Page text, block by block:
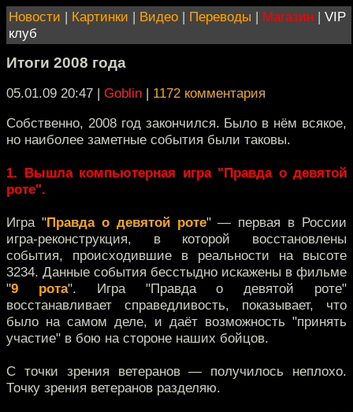
Новости | Картинки | Видео | Переводы | Магазин | VIP
клуб
Итоги 2008 года
05.01.09 20:47 | Goblin | 1172 комментария
Собственно, 2008 год закончился. Было в нём всякое,
но наиболее заметные события были таковы.
1. Вышла компьютерная игра "Правда о девятой
роте".
Игра "Правда о девятой роте" — первая в России
игра-реконструкция, в которой восстановлены
события, происходившие в реальности на высоте
3234. Данные события бесстыдно искажены в фильме
"9 рота". Игра "Правда о девятой роте"
восстанавливает справедливость, показывает, что
было на самом деле, и даёт возможность "принять
участие" в бою на стороне наших бойцов.
С точки зрения ветеранов — получилось неплохо.
Точку зрения ветеранов разделяю.